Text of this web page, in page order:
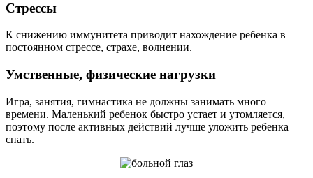
Стрессы
К снижению иммунитета приводит нахождение ребенка в
постоянном стрессе, страхе, волнении.
Умственные, физические нагрузки
Игра, занятия, гимнастика не должны занимать много
времени. Маленький ребенок быстро устает и утомляется,
поэтому после активных действий лучше уложить ребенка
спать.